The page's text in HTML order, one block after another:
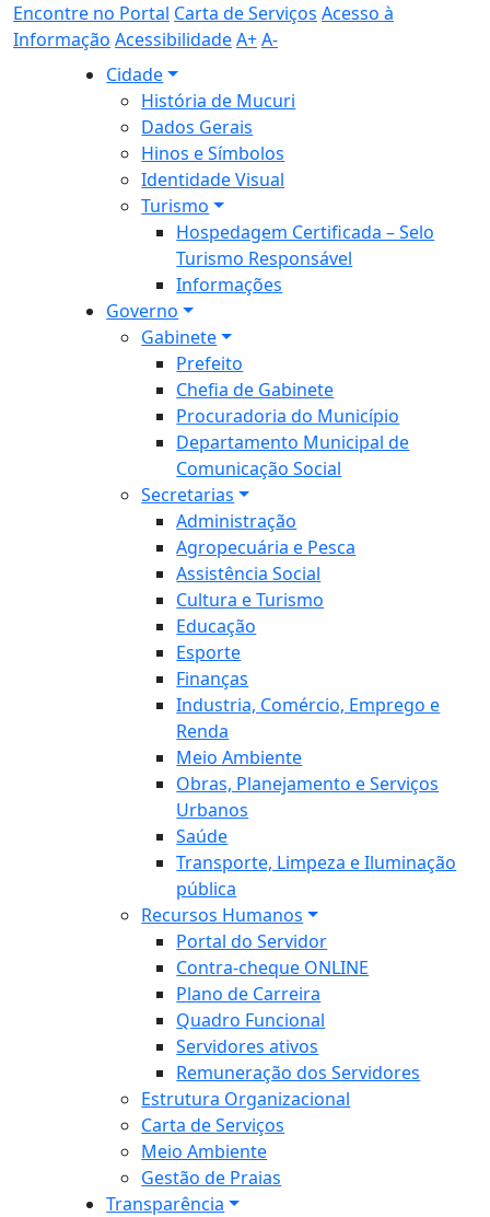
Encontre no Portal Carta de Serviços Acesso à
Informação AcessibilidadeA+A-
Cidade
História de Mucuri
Dados Gerais
Hinos e Símbolos
Identidade Visual
Turismo
Hospedagem Certificada – Selo
Turismo Responsável
Informações
Governo
Gabinete
Prefeito
Chefia de Gabinete
Procuradoria do Município
Departamento Municipal de
Comunicação Social
Secretarias
Administração
Agropecuária e Pesca
Assistência Social
Cultura e Turismo
Educação
Esporte
Finanças
Industria, Comércio, Emprego e
Renda
Meio Ambiente
Obras, Planejamento e Serviços
Urbanos
Saúde
Transporte, Limpeza e Iluminação
pública
Recursos Humanos
Portal do Servidor
Contra-cheque ONLINE
Plano de Carreira
Quadro Funcional
Servidores ativos
Remuneração dos Servidores
Estrutura Organizacional
Carta de Serviços
Meio Ambiente
Gestão de Praias
Transparência